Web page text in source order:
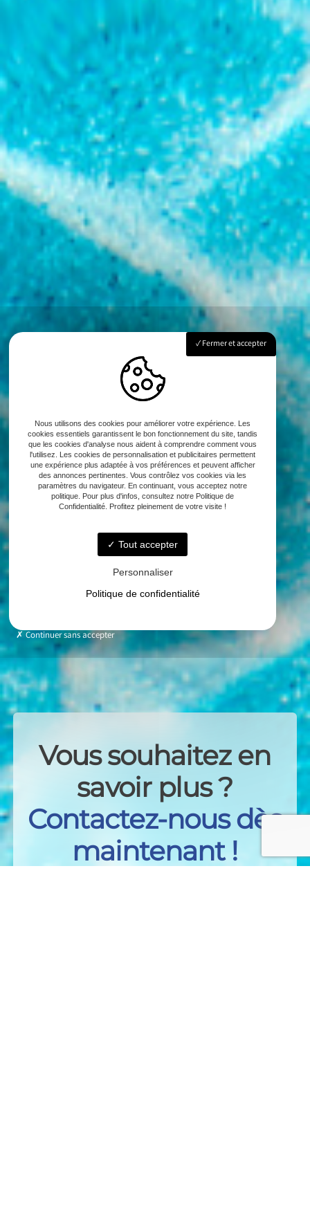
Vous souhaitez en
savoir plus ?
Contactez-nous dès
maintenant !
Fermer et accepter
Nous utilisons des cookies pour améliorer votre expérience. Les
cookies essentiels garantissent le bon fonctionnement du site, tandis
que les cookies d'analyse nous aident à comprendre comment vous
l'utilisez. Les cookies de personnalisation et publicitaires permettent
une expérience plus adaptée à vos préférences et peuvent afficher
des annonces pertinentes. Vous contrôlez vos cookies via les
paramètres du navigateur. En continuant, vous acceptez notre
politique. Pour plus d'infos, consultez notre Politique de
Confidentialité. Profitez pleinement de votre visite !
Tout accepter
Personnaliser
Politique de confidentialité
Continuer sans accepter